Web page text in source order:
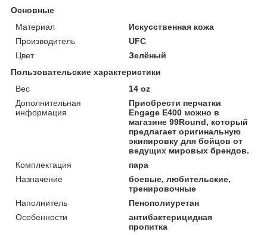
Основные
Материал
Искусственная кожа
Производитель
UFC
Цвет
Зелёный
Пользовательские характеристики
Вес
14 oz
Дополнительная
информация
Приобрести перчатки
Engage E400 можно в
магазине 99Round, который
предлагает оригинальную
экипировку для бойцов от
ведущих мировых брендов.
Комплектация
пара
Назначение
боевые, любительские,
тренировочные
Наполнитель
Пенополиуретан
Особенности
антибактерицидная
пропитка